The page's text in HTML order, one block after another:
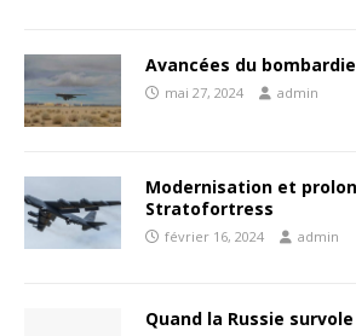
Avancées du
mai 27, 2024 admin
Modernisation et
Stratofortress
février 16, 2024 admin
Quand la Russie